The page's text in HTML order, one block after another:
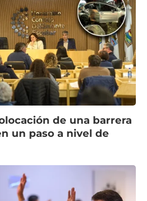
de una barrera
un paso a nivel de